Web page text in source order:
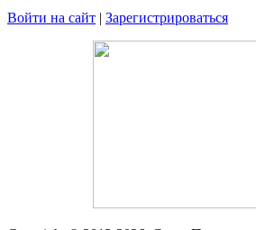
Войти на сайт | Зарегистрироваться